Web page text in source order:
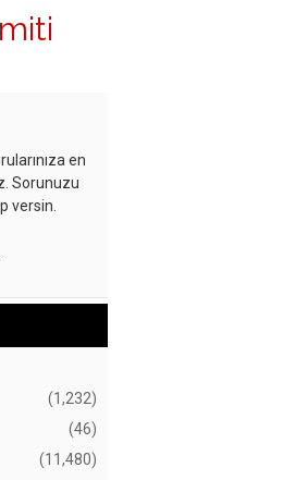
en
Sorunuzu
versin.
(1,232)
(46)
(11,480)